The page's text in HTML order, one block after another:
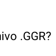
.GGR?